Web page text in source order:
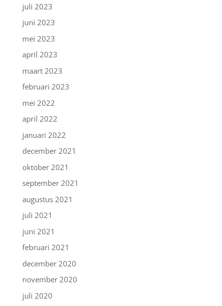
juli 2023
juni 2023
mei 2023
april 2023
maart 2023
februari 2023
mei 2022
april 2022
januari 2022
december 2021
oktober 2021
september 2021
augustus 2021
juli 2021
juni 2021
februari 2021
december 2020
november 2020
juli 2020